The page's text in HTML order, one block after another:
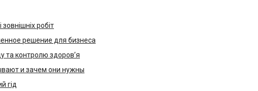
робіт
решение для бизнеса
та контролю здоров’я
и зачем они нужны
гід